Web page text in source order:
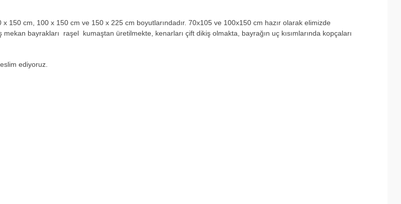
150 cm, 100 x 150 cm ve 150 x 225 cm boyutlarındadır. 70x105 ve 100x150 cm hazır olarak elimizde
bayrakları raşel kumaştan üretilmekte, kenarları çift dikiş olmakta, bayrağın uç kısımlarında kopçaları
ediyoruz.